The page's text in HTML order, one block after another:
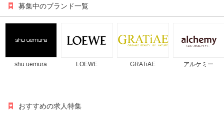
募集中のブランド一覧
shu uemura LOEWE GRATiAE アルケミー
おすすめの求人特集